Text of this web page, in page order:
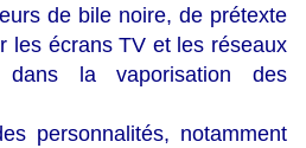
de bile noire, de prétexte
les écrans TV et les réseaux
dans la vaporisation des
personnalités, notamment